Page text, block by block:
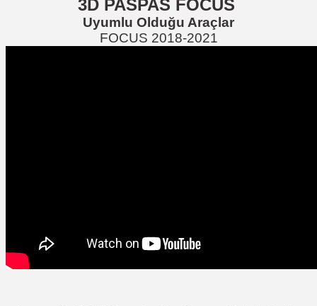
3D PASPAS FOCUS
Uyumlu Olduğu Araçlar
FOCUS 2018-2021